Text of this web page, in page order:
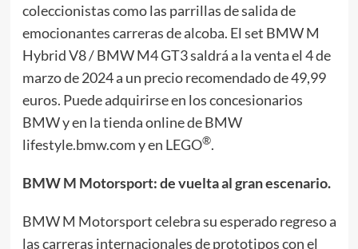
coleccionistas como las parrillas de salida de
emocionantes carreras de alcoba. El set BMW M
Hybrid V8 / BMW M4 GT3 saldrá a la venta el 4 de
marzo de 2024 a un precio recomendado de 49,99
euros. Puede adquirirse en los concesionarios
BMW y en la tienda online de BMW
lifestyle.bmw.com y en LEGO®.
BMW M Motorsport: de vuelta al gran escenario.
BMW M Motorsport celebra su esperado regreso a
las carreras internacionales de prototipos con el